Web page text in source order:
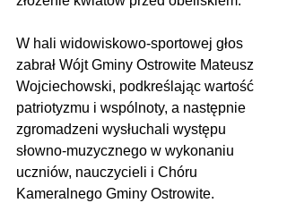
W hali widowiskowo-sportowej głos
zabrał Wójt Gminy Ostrowite Mateusz
Wojciechowski, podkreślając wartość
patriotyzmu i wspólnoty, a następnie
zgromadzeni wysłuchali występu
słowno-muzycznego w wykonaniu
uczniów, nauczycieli i Chóru
Kameralnego Gminy Ostrowite.